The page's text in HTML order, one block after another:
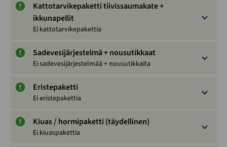
Kattotarvikepaketti tiivissaumakate +
ikkunapellit
Ei kattotarvikepakettia
Sadevesijärjestelmä + nousutikkaat
Ei sadevesijärjestelmää + nousutikkaita
Eristepaketti
Ei eristepakettia
Kiuas / hormipaketti (täydellinen)
Ei kiuaspakettia